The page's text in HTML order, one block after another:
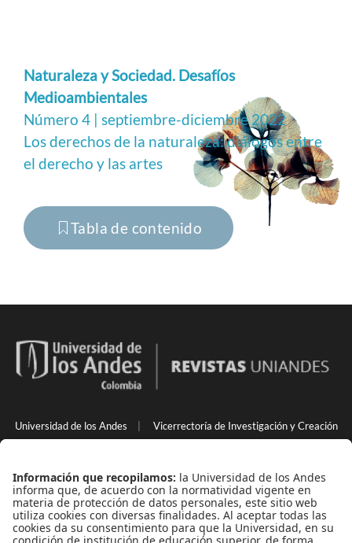
Naturaleza y Sociedad. Desafíos
Medioambientales
Número 4 | septiembre-diciembre 2022
Los derechos de la naturaleza: diálogos entre
el derecho y las artes
Tabla de contenido
Universidad de los Andes Vicerrectoría de Investigación y Creación
Back to Top